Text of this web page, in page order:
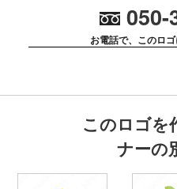
050-
お電話で、このロ
このロゴを
ナーの